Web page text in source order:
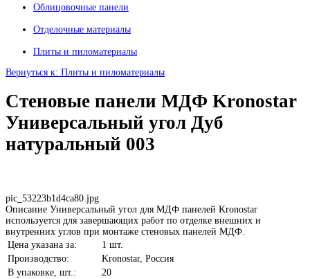
Облицовочные панели
Отделочные материалы
Плиты и пиломатериалы
Вернуться к: Плиты и пиломатериалы
Стеновые панели МДФ Kronostar
Универсальный угол Дуб
натуральный 003
pic_53223b1d4ca80.jpg
Описание Универсальный угол для МДФ панелей Kronostar
используется для завершающих работ по отделке внешних и
внутренних углов при монтаже стеновых панелей МДФ.
Цена указана за:
1 шт.
Производство:
Kronostar, Россия
В упаковке, шт.:
20